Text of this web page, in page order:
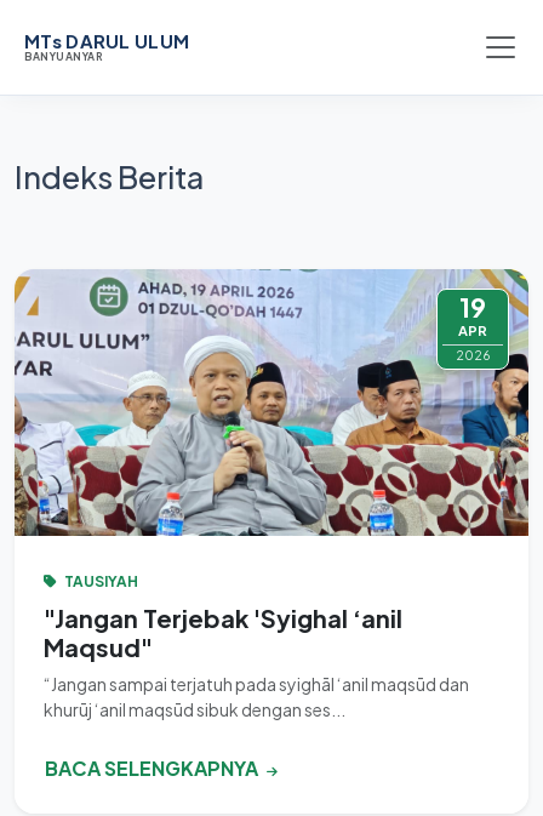
MTs DARUL ULUM
BANYUANYAR
Indeks Berita
19
APR
2026
TAUSIYAH
"Jangan Terjebak 'Syighal ‘anil
Maqsud"
“Jangan sampai terjatuh pada syighāl ‘anil maqsūd dan
khurūj ‘anil maqsūd sibuk dengan ses...
BACA SELENGKAPNYA